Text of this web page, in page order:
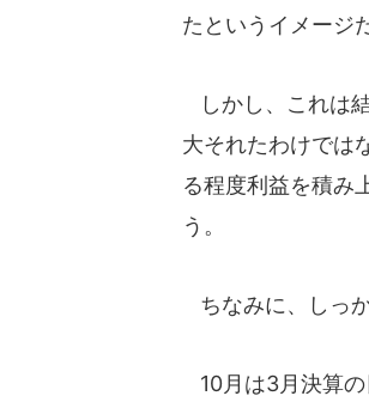
たというイメージ
しかし、これは
大それたわけでは
る程度利益を積み
う。
ちなみに、しっ
10月は3月決算